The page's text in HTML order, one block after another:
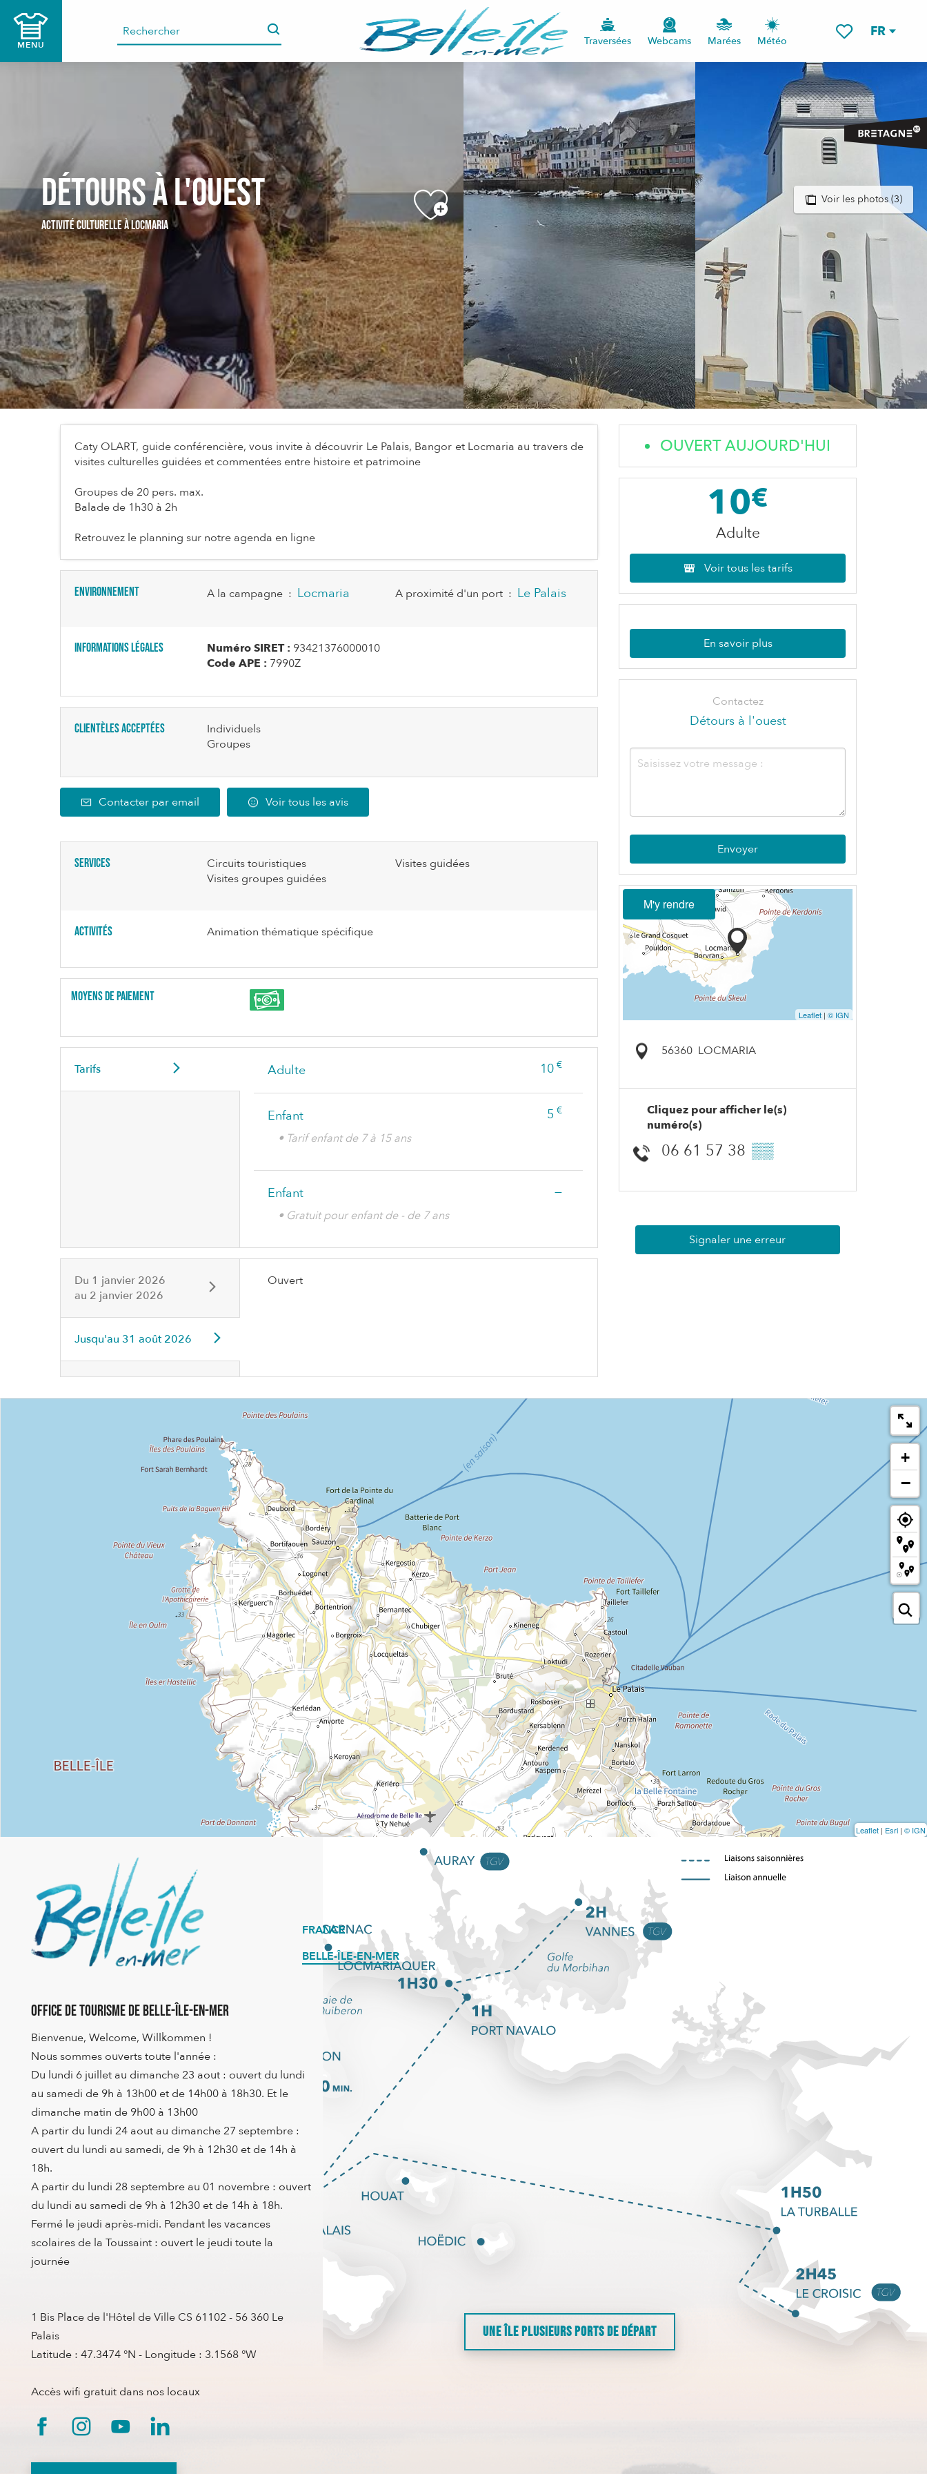
contenu
FR
MENU Traversées Webcams Marées Météo
Voir les photos (3)
Détours à l'ouest
ACTIVITÉ CULTURELLEÀ LOCMARIA
Caty OLART, guide conférencière, vous invite à découvrir Le Palais, Bangor et Locmaria au travers de
visites culturelles guidées et commentées entre histoire et patrimoine
Groupes de 20 pers. max.
Balade de 1h30 à 2h
Retrouvez le planning sur notre agenda en ligne
Environnement A la campagne : Locmaria A proximité d'un port : Le Palais
Informations légales Numéro SIRET : 93421376000010
Code APE : 7990Z
Clientèles acceptées
Individuels
Groupes
Contacter par email Voir tous les avis
Services
Circuits touristiques
Visites groupes guidées
Visites guidées
Activités Animation thématique spécifique
Moyens de paiement
Tarifs Adulte 10 €
Enfant 5 €
• Tarif enfant de 7 à 15 ans
Enfant —
• Gratuit pour enfant de - de 7 ans
Du 1 janvier 2026
au 2 janvier 2026
Jusqu'au 31 août 2026
Ouvert
OUVERT AUJOURD'HUI
10€
Adulte
Voir tous les tarifs
En savoir plus
Contactez
Détours à l'ouest
Envoyer
M'y rendre
Leaflet | © IGN
56360 LOCMARIA
Cliquez pour afficher le(s)
numéro(s)
06 61 57 38 ▒▒
Signaler une erreur
+
−
Leaflet | Esri | © IGN
Office de Tourisme de Belle-Île-en-Mer
Bienvenue, Welcome, Willkommen !
Nous sommes ouverts toute l'année :
Du lundi 6 juillet au dimanche 23 aout : ouvert du lundi
au samedi de 9h à 13h00 et de 14h00 à 18h30. Et le
dimanche matin de 9h00 à 13h00
A partir du lundi 24 aout au dimanche 27 septembre :
ouvert du lundi au samedi, de 9h à 12h30 et de 14h à
18h.
A partir du lundi 28 septembre au 01 novembre : ouvert
du lundi au samedi de 9h à 12h30 et de 14h à 18h.
Fermé le jeudi après-midi. Pendant les vacances
scolaires de la Toussaint : ouvert le jeudi toute la
journée
1 Bis Place de l'Hôtel de Ville CS 61102 - 56 360 Le
Palais
Latitude : 47.3474 °N - Longitude : 3.1568 °W
Accès wifi gratuit dans nos locaux
FRANCE
BELLE-ÎLE-EN-MER
UNE ÎLE PLUSIEURS PORTS DE DÉPART